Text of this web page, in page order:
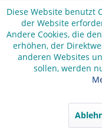
Diese Website benutzt
der Website
Andere Cookies, die
erhöhen, der
anderen Websites
sollen, werden